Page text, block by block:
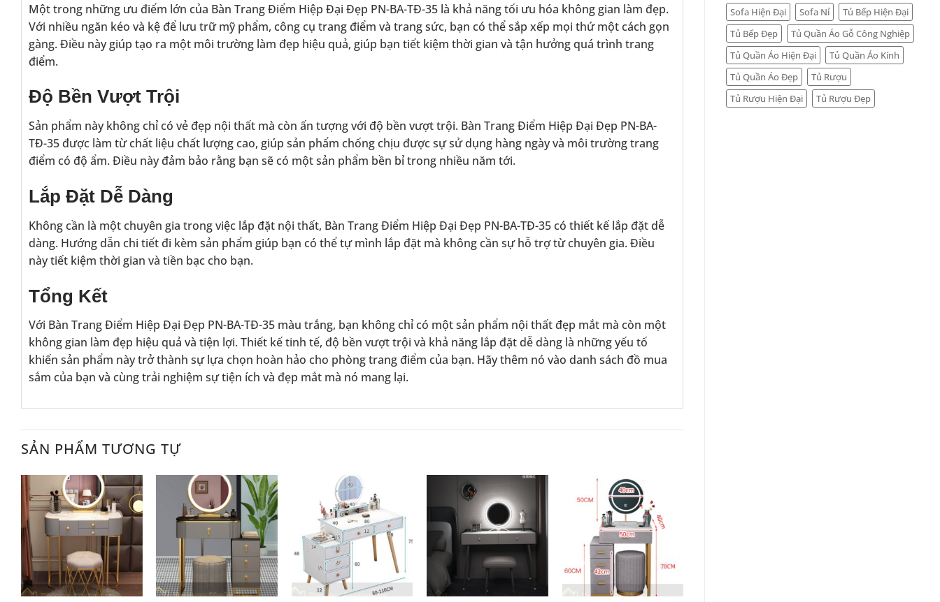
Sofa Hiện Đại
Sofa Nỉ
Tủ Bếp Hiện Đại
Tủ Bếp Đẹp
Tủ Quần Áo Gỗ Công Nghiệp
Tủ Quần Áo Hiện Đại
Tủ Quần Áo Kính
Tủ Quần Áo Đẹp
Tủ Rượu
Tủ Rượu Hiện Đại
Tủ Rượu Đẹp
Một trong những ưu điểm lớn của Bàn Trang Điểm Hiệp Đại Đẹp PN-BA-TĐ-35 là khả năng tối ưu hóa không gian làm đẹp.
Với nhiều ngăn kéo và kệ để lưu trữ mỹ phẩm, công cụ trang điểm và trang sức, bạn có thể sắp xếp mọi thứ một cách gọn
gàng. Điều này giúp tạo ra một môi trường làm đẹp hiệu quả, giúp bạn tiết kiệm thời gian và tận hưởng quá trình trang
điểm.
Độ Bền Vượt Trội
Sản phẩm này không chỉ có vẻ đẹp nội thất mà còn ấn tượng với độ bền vượt trội. Bàn Trang Điểm Hiệp Đại Đẹp PN-BA-
TĐ-35 được làm từ chất liệu chất lượng cao, giúp sản phẩm chống chịu được sự sử dụng hàng ngày và môi trường trang
điểm có độ ẩm. Điều này đảm bảo rằng bạn sẽ có một sản phẩm bền bỉ trong nhiều năm tới.
Lắp Đặt Dễ Dàng
Không cần là một chuyên gia trong việc lắp đặt nội thất, Bàn Trang Điểm Hiệp Đại Đẹp PN-BA-TĐ-35 có thiết kế lắp đặt dễ
dàng. Hướng dẫn chi tiết đi kèm sản phẩm giúp bạn có thể tự mình lắp đặt mà không cần sự hỗ trợ từ chuyên gia. Điều
này tiết kiệm thời gian và tiền bạc cho bạn.
Tổng Kết
Với Bàn Trang Điểm Hiệp Đại Đẹp PN-BA-TĐ-35 màu trắng, bạn không chỉ có một sản phẩm nội thất đẹp mắt mà còn một
không gian làm đẹp hiệu quả và tiện lợi. Thiết kế tinh tế, độ bền vượt trội và khả năng lắp đặt dễ dàng là những yếu tố
khiến sản phẩm này trở thành sự lựa chọn hoàn hảo cho phòng trang điểm của bạn. Hãy thêm nó vào danh sách đồ mua
sắm của bạn và cùng trải nghiệm sự tiện ích và đẹp mắt mà nó mang lại.
SẢN PHẨM TƯƠNG TỰ
+ + + +